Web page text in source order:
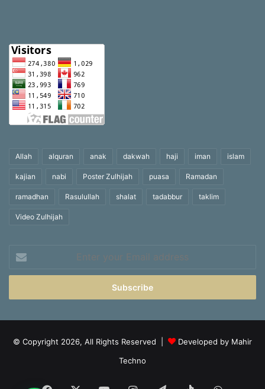
Allah alquran anak dakwah haji iman islam
kajian nabi Poster Zulhijah puasa Ramadan
ramadhan Rasulullah shalat tadabbur taklim
Video Zulhijah
your
Email
© Copyright 2026, All Rights Reserved |
Developed by Mahir
Techno